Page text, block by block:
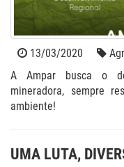
13/03/2020
A Ampar busca o
mineradora, sempre
ambiente!
UMA LUTA,